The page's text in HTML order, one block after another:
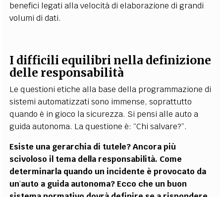
benefici legati alla velocità di elaborazione di grandi
volumi di dati.
I difficili equilibri nella definizione
delle responsabilità
Le questioni etiche alla base della programmazione di
sistemi automatizzati sono immense, soprattutto
quando è in gioco la sicurezza. Si pensi alle auto a
guida autonoma. La questione è:“Chi salvare?”.
Esiste una gerarchia di tutele? Ancora più
scivoloso il tema della responsabilità. Come
determinarla quando un incidente è provocato da
un’auto a guida autonoma? Ecco che un buon